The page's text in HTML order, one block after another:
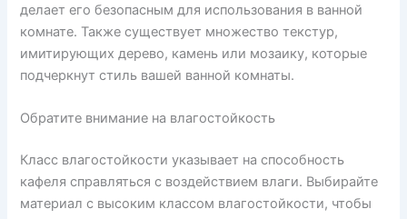
делает его безопасным для использования в ванной
комнате. Также существует множество текстур,
имитирующих дерево, камень или мозаику, которые
подчеркнут стиль вашей ванной комнаты.
Обратите внимание на влагостойкость
Класс влагостойкости указывает на способность
кафеля справляться с воздействием влаги. Выбирайте
материал с высоким классом влагостойкости, чтобы